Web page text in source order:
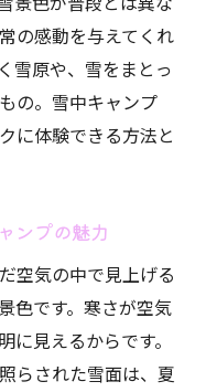
冬キャンプ
ャンプ場の選び
利用の冬キャン
長野県の冬キャ
な長野の施設情
の感動を与えてくれ
雪原や、雪をまとっ
の。雪中キャンプ
に体験できる方法と
ンプの魅力
空気の中で見上げる
色です。寒さが空気
見えるからです。
らされた雪面は、夏